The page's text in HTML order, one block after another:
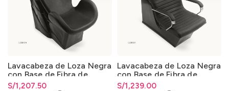
Lavacabeza de Loza Negra
con Base de Fibra de
Vidrio 013
S/1,207.50
Lavacabeza de Loza Negra
con Base de Fibra de
Vidrio 013
S/1,239.00